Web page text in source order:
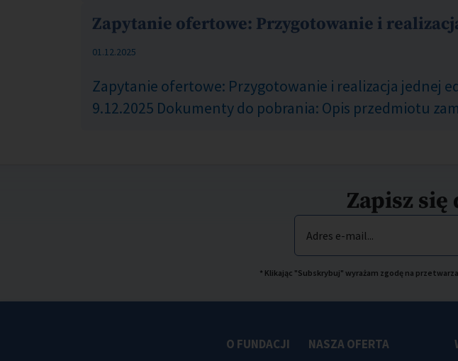
Zapytanie ofertowe: Przygotowanie i
COM_CONTENT_PUBLISHED_DATE_ON
01.12.2025
Zapytanie ofertowe: Przygotowanie i realizacja jednej
9.12.2025 Dokumenty do pobrania: Opis przedmiotu
Zapisz
Adres e-mail...
* Klikając "Subskrybuj" wyrażam zgodę na
O FUNDACJI NASZA OFERTA